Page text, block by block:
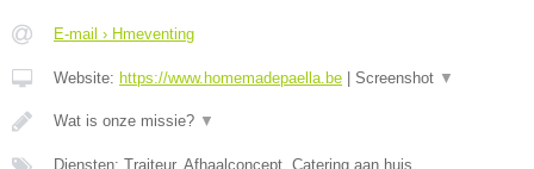
E-mail › Hmeventing
Website: https://www.homemadepaella.be Screenshot ▼
Wat is onze missie? ▼
Diensten: Traiteur, Afhaalconcept, Catering aan huis,